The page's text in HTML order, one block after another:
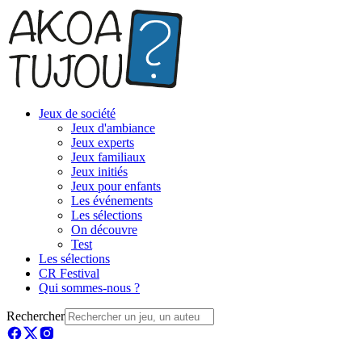
Jeux de société
Jeux d'ambiance
Jeux experts
Jeux familiaux
Jeux initiés
Jeux pour enfants
Les événements
Les sélections
On découvre
Test
Les sélections
CR Festival
Qui sommes-nous ?
Rechercher